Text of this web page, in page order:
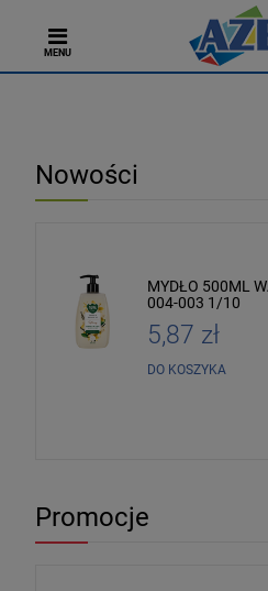
MENU
Nowości
MYDŁO 500ML
004-003 1/10
5,87 zł
DO KOSZYKA
Promocje